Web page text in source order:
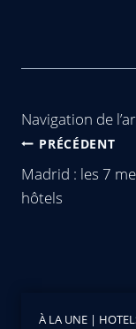
Navigation de
PRÉCÉDENT
Madrid : les 7
hôtels
À LA UNE |